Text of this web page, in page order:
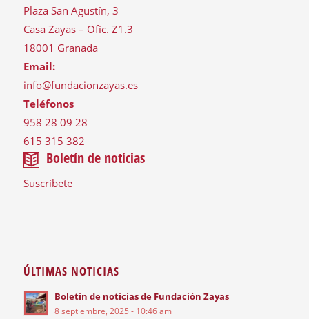
Plaza San Agustín, 3
Casa Zayas – Ofic. Z1.3
18001 Granada
Email:
info@fundacionzayas.es
Teléfonos
958 28 09 28
615 315 382
Boletín de noticias
Suscríbete
ÚLTIMAS NOTICIAS
Boletín de noticias de Fundación Zayas
8 septiembre, 2025 - 10:46 am